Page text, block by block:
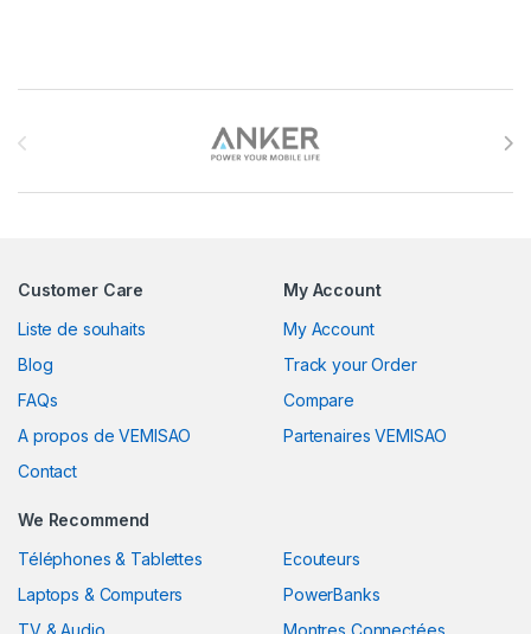
Customer Care
Liste de souhaits
Blog
FAQs
A propos de VEMISAO
Contact
My Account
My Account
Track your Order
Compare
Partenaires VEMISAO
We Recommend
Téléphones & Tablettes
Laptops & Computers
TV & Audio
Ecouteurs
PowerBanks
Montres Connectées